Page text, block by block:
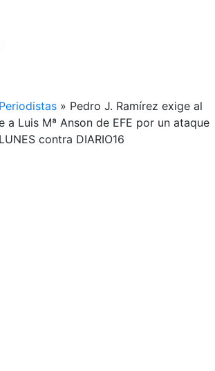
Periodistas » Pedro J. Ramírez exige al
a Luis Mª Anson de EFE por un ataque
contra DIARIO16